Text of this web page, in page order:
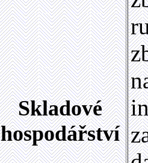
Skladové
hospodářství